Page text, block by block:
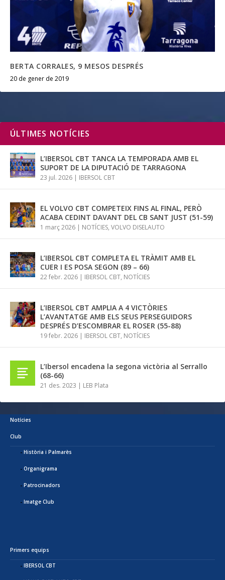
BERTA CORRALES, 9 MESOS DESPRÉS
20 de gener de 2019
ÚLTIMES NOTÍCIES
L’IBERSOL CBT TANCA LA TEMPORADA AMB EL
SUPORT DE LA DIPUTACIÓ DE TARRAGONA
23 jul. 2026 | IBERSOL CBT
EL VOLVO CBT COMPETEIX FINS AL FINAL, PERÒ
ACABA CEDINT DAVANT DEL CB SANT JUST (51-59)
1 març 2026 | NOTÍCIES, VOLVO DISELAUTO
L’IBERSOL CBT COMPLETA EL TRÀMIT AMB EL
CUER I ES POSA SEGON (89 – 66)
22 febr. 2026 | IBERSOL CBT, NOTÍCIES
L’IBERSOL CBT AMPLIA A 4 VICTÒRIES
L’AVANTATGE AMB ELS SEUS PERSEGUIDORS
DESPRÉS D’ESCOMBRAR EL ROSER (55-88)
19 febr. 2026 | IBERSOL CBT, NOTÍCIES
L’Ibersol encadena la segona victòria al Serrallo
(68-66)
21 des. 2023 | LEB Plata
Notícies
Club
Història i Palmarès
Organigrama
Patrocinadors
Imatge Club
Primers equips
IBERSOL CBT